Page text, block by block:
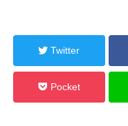
Twitter
Pocket